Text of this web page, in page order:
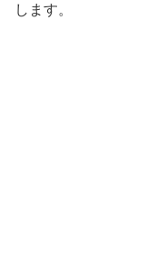
します。